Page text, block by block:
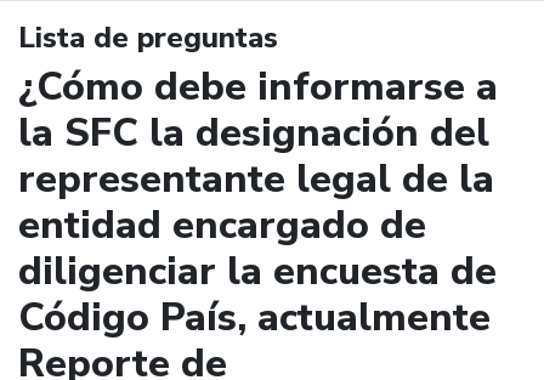
Lista de preguntas
¿Cómo debe informarse a
la SFC la designación del
representante legal de la
entidad encargado de
diligenciar la encuesta de
Código País, actualmente
Reporte de